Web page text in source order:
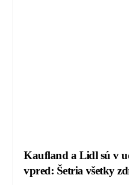
Kaufland a Lidl sú v
vpred: Šetria všetky